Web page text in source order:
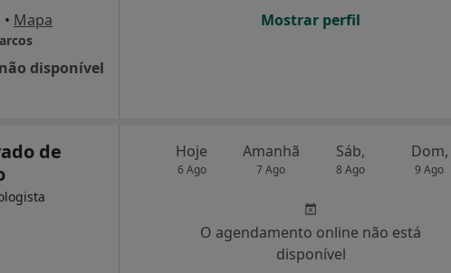
• Mapa
disponível
Mostrar perfil
de
Hoje
6 Ago
Amanhã
7 Ago
Sáb,
8 Ago
Dom,
9 Ago
O agendamento online não está
disponível